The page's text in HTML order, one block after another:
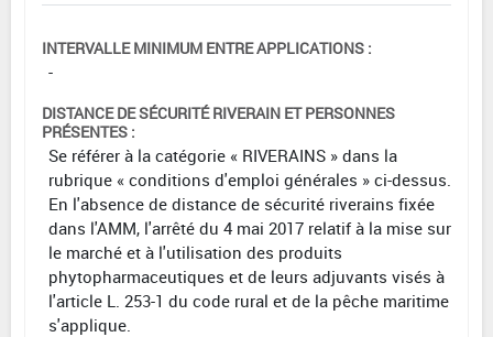
INTERVALLE MINIMUM ENTRE APPLICATIONS :
-
DISTANCE DE SÉCURITÉ RIVERAIN ET PERSONNES
PRÉSENTES :
Se référer à la catégorie « RIVERAINS » dans la
rubrique « conditions d'emploi générales » ci-dessus.
En l'absence de distance de sécurité riverains fixée
dans l'AMM, l'arrêté du 4 mai 2017 relatif à la mise sur
le marché et à l'utilisation des produits
phytopharmaceutiques et de leurs adjuvants visés à
l'article L. 253-1 du code rural et de la pêche maritime
s'applique.